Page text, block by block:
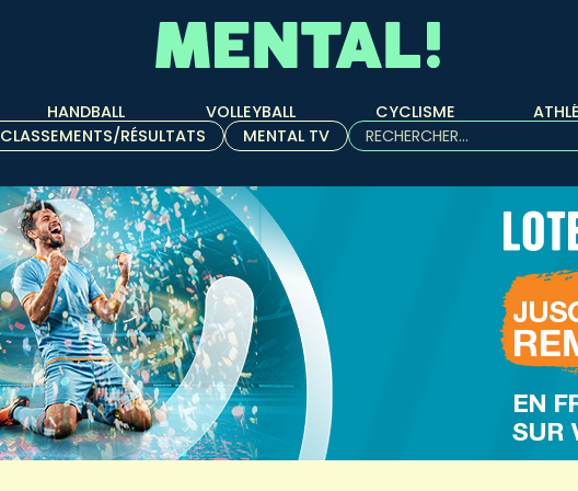
HANDBALL VOLLEYBALL CYCLISME
CLASSEMENTS/RÉSULTATS
MENTAL TV
Rechercher :